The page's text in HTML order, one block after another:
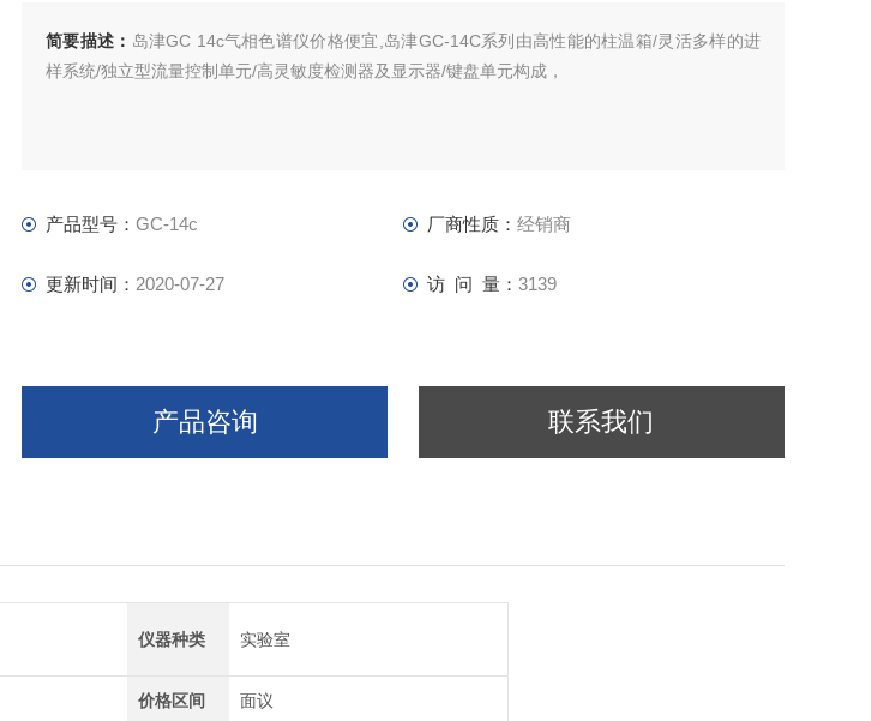
简要描述： 岛津GC 14c气相色谱仪价格便宜,岛津GC-14C系列由高性能的柱温箱/灵活多样的进
样系统/独立型流量控制单元/高灵敏度检测器及显示器/键盘单元构成，
产品型号： GC-14c 厂商性质： 经销商
更新时间： 2020-07-27 访 问 量： 3139
产品咨询 联系我们
仪器种类 实验室
价格区间 面议